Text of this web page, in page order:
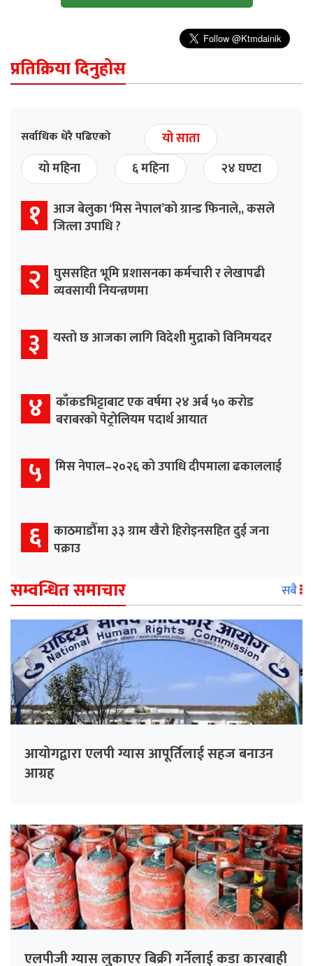
प्रतिक्रिया दिनुहोस
सर्वाधिक धेरै पढिएको
यो साता
यो महिना
६ महिना २४ घण्टा
१ आज बेलुका ‘मिस नेपाल’को ग्रान्ड फिनाले,, कसले
जित्ला उपाधि ?
२ घुससहित भूमि प्रशासनका कर्मचारी र लेखापढी
व्यवसायी नियन्त्रणमा
३ यस्तो छ आजका लागि विदेशी मुद्राको विनिमयदर
४ काँकडभिट्टाबाट एक वर्षमा २४ अर्ब ५० करोड
बराबरको पेट्रोलियम पदार्थ आयात
५ मिस नेपाल–२०२६ को उपाधि दीपमाला ढकाललाई
६ काठमाडौँमा ३३ ग्राम खैरो हिरोइनसहित दुई जना
पक्राउ
सम्वन्धित समाचार सबै
आयोगद्वारा एलपी ग्यास आपूर्तिलाई सहज बनाउन
आग्रह
एलपीजी ग्यास लुकाएर बिक्री गर्नेलाई कडा कारबाही